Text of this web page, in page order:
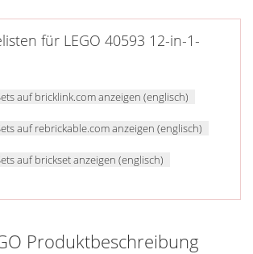
für LEGO 40593 12-in-1-
auf bricklink.com anzeigen (englisch)
auf rebrickable.com anzeigen (englisch)
auf brickset anzeigen (englisch)
Produktbeschreibung